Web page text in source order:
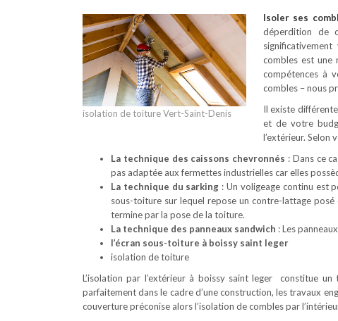
isolation de toiture Vert-Saint-Denis
Isoler ses
déperdition de
combles est une
compétences à
combles – nous
Il existe
et de votre
l’extérieur. Selon
La technique des caissons chevronnés : Dans ce
pas adaptée aux fermettes industrielles car elles
La technique du sarking : Un voligeage continu est
sous-toiture sur lequel repose un contre-lattage
termine par la pose de la toiture.
La technique des panneaux sandwich : Les
l’écran sous-toiture à boissy saint leger
isolation de toiture
L’isolation par l’extérieur à boissy saint leger constitue
parfaitement dans le cadre d’une construction, les travaux
couverture préconise alors l’isolation de combles par